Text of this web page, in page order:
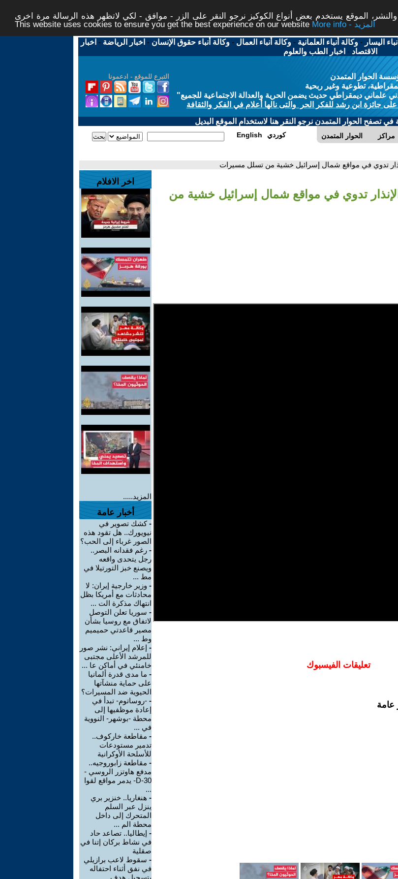
الموقع يستخدم بعض أنواع الكوكيز نرجو النقر على الزر - موافق - لكي لاتظهر هذه الرسالة مرة اخرى -
This website uses cookies to ensure you get the best experience on our website
More info - المزيد
اليسار -وكالة أنباء العلمانية -وكالة أنباء العمال -وكالة أنباء حقوق الإنسان - اخبار الرياضة - اخبار
الاقتصاد - اخبار الطب والعلوم
التبرع للموقع - ادعمونا
الحوار المتمدن
تطوعية وغير ربحية
علماني ديمقراطي حديث يضمن الحرية والعدالة الاجتماعية للجميع"
جائزة ابن رشد للفكر الحر والتى نالها أعلام في الفكر والثقافة
في تصفح الحوار المتمدن نرجو النقر هنا لاستخدام الموقع البديل
الحوار المتمدن مراكز English كوردي
تدوي في مواقع شمال إسرائيل خشية من تسلل مسيرات
تدوي في مواقع شمال إسرائيل خشية من
تعليقات الفيسبوك
عامة
اخر الافلام
المزيد.....
أخبار عامة
-كشك تصوير في
نيويورك.. هل تقود هذه
الصور غرباء إلى الحب؟
- رغم فقدانه البصر..
رجل يتحدى واقعه
ويصنع خبز التورتيلا في
مط ...
- وزير خارجية إيران: لا
محادثات مع أمريكا بظل
انتهاك مذكرة الت ...
- سوريا تعلن التوصل
لاتفاق مع روسيا بشأن
مصير قاعدتي حميميم
وط ...
- إعلام إيراني: نشر صور
للمرشد الأعلى مجتبى
خامنئي في أماكن عا ...
- ما مدى قدرة ألمانيا
على حماية منشآتها
الحيوية ضد المسيرات؟
- -روساتوم- تبدأ في
إعادة موظفيها إلى
محطة -بوشهر- النووية
في ...
- مقاطعة خاركوف..
تدمير مستودعات
للأسلحة الأوكرانية
- مقاطعة زابوروجيه..
مدفع هاوتزر الروسي -
D-30- يدمر مواقع لقوا
...
- هنغاريا.. خنزير بري
ينزل عبر السلم
المتحرك إلى داخل
محطة الم ...
- إيطاليا.. تصاعد حاد
في نشاط بركان إتنا في
صقلية
- سقوط لاعب برازيلي
في نفق أثناء احتفاله
بتسجيل هدف